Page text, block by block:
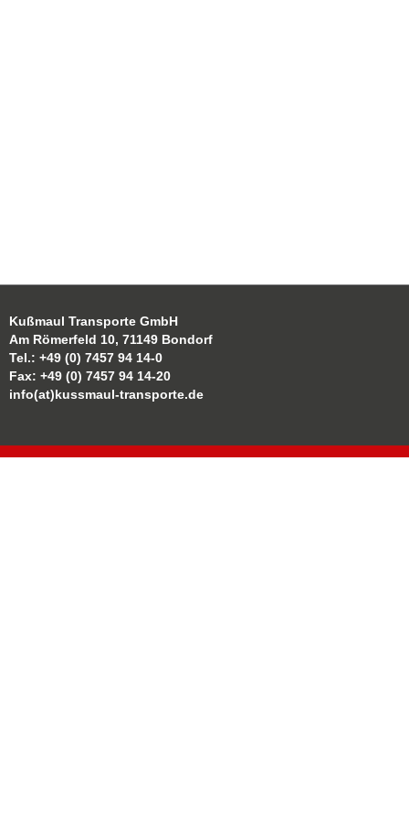
Kußmaul Transporte GmbH
Am Römerfeld 10, 71149 Bondorf
Tel.: +49 (0) 7457 94 14-0
Fax: +49 (0) 7457 94 14-20
info(at)kussmaul-transporte.de